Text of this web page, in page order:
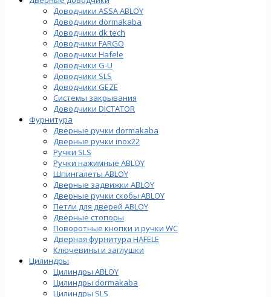
Доводчики ASSA ABLOY
Доводчики dormakaba
Доводчики dk tech
Доводчики FARGO
Доводчики Hafele
Доводчики G-U
Доводчики SLS
Доводчики GEZE
Cистемы закрывания
Доводчики DICTATOR
Фурнитура
Дверные ручки dormakaba
Дверные ручки inox22
Ручки SLS
Ручки нажимные ABLOY
Шпингалеты ABLOY
Дверные задвижки ABLOY
Дверные ручки скобы ABLOY
Петли для дверей ABLOY
Дверные стопоры
Поворотные кнопки и ручки WC
Дверная фурнитура HAFELE
Ключевины и заглушки
Цилиндры
Цилиндры ABLOY
Цилиндры dormakaba
Цилиндры SLS